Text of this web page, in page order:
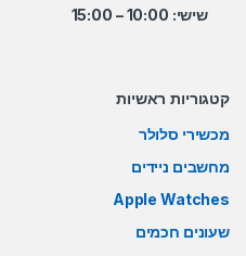
שישי: 10:00 – 15:00
קטגוריות ראשיות
מכשירי סלולר
מחשבים ניידים
Apple Watches
שעונים חכמים